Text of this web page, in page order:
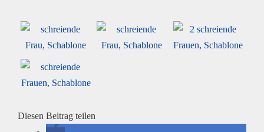
Diesen Beitrag teilen